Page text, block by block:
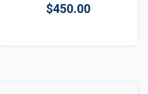
$450.00